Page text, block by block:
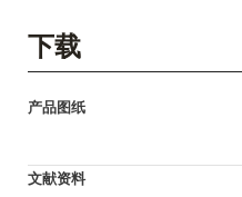
下载
产品图纸
文献资料